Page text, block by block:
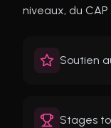
niveaux, du
Soutien
Stages